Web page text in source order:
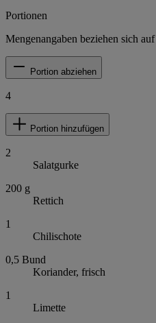
Portionen
Mengenangaben beziehen sich auf
Portion abziehen
4
Portion hinzufügen
2
Salatgurke
200 g
Rettich
1
Chilischote
0,5 Bund
Koriander, frisch
1
Limette